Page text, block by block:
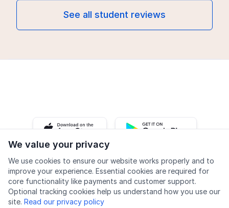
See all student reviews
We value your privacy
We use cookies to ensure our website works properly and to
improve your experience. Essential cookies are required for
core functionality like payments and customer support.
Optional tracking cookies help us understand how you use our
site. Read our privacy policy
FacebookInstagram
YoutubeLinkedIn